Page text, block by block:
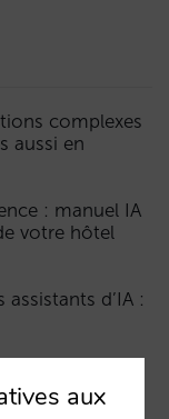
complexes
aussi en
: manuel IA
votre hôtel
d’IA :
le réparer
aux